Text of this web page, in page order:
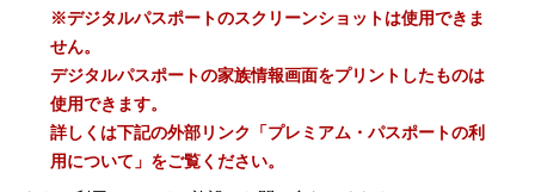
※デジタルパスポートのスクリーンショットは使用できま
せん。
デジタルパスポートの家族情報画面をプリントしたものは
使用できます。
詳しくは下記の外部リンク「プレミアム・パスポートの利
用について」をご覧ください。